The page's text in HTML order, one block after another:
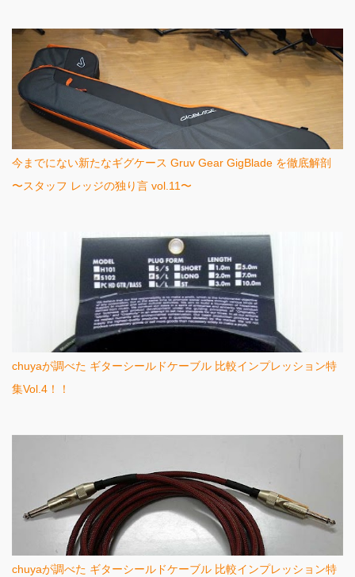
今までにない新たなギグケース Gruv Gear GigBlade を徹底解剖
〜スタッフ レッジの独り言 vol.11〜
chuyaが調べた ギターシールドケーブル 比較インプレッション特
集Vol.4！！
chuyaが調べた ギターシールドケーブル 比較インプレッション特